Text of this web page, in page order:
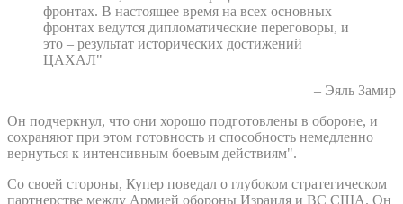
фронтах. В настоящее время на всех основных
фронтах ведутся дипломатические переговоры, и
это – результат исторических достижений
ЦАХАЛ"
– Эяль Замир
Он подчеркнул, что они хорошо подготовлены в обороне, и
сохраняют при этом готовность и способность немедленно
вернуться к интенсивным боевым действиям".
Со своей стороны, Купер поведал о глубоком стратегическом
партнерстве между Армией обороны Израиля и ВС США. Он